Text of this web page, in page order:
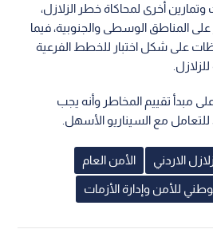
أخرى لمحاكاة خطر الزلازل،
على المناطق الوسطى والجنوبية، فيما
على شكل اختبار للخطط الفرعية
مبدأ تقييم المخاطر وأنه يجب
للتعامل مع السيناريو الأسهل.
الاردني الأمن العام
للأمن وإدارة الأزمات